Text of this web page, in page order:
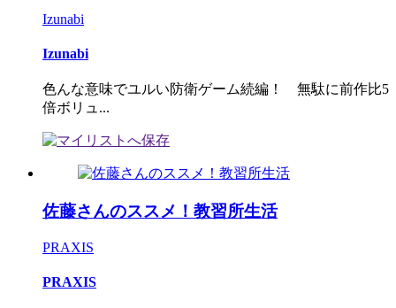
Izunabi
Izunabi
色んな意味でユルい防衛ゲーム続編！ 無駄に前作比5
倍ボリュ...
佐藤さんのススメ！教習所生活
PRAXIS
PRAXIS